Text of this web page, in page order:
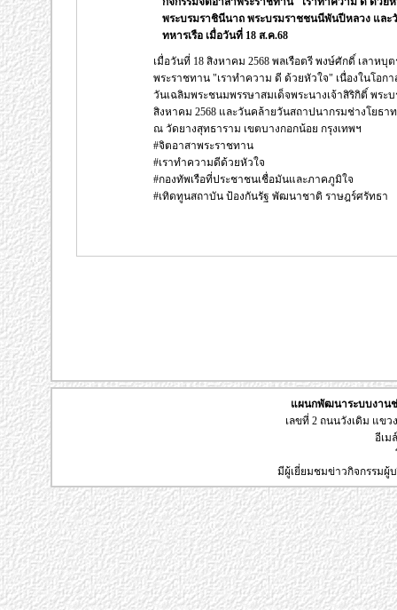
พระบรมราชินีนาถ พระบรมราชชนนีพันปีหลวง และ
ทหารเรือ เมื่อวันที่ 18 ส.ค.68
เมื่อวันที่ 18 สิงหาคม 2568 พลเรือตรี พงษ์ศักดิ์ เลาหบุ
พระราชทาน "เราทำความ ดี ด้วยหัวใจ" เนื่องในโอกา
วันเฉลิมพระชนมพรรษาสมเด็จพระนางเจ้าสิริกิติ์ พร
สิงหาคม 2568 และวันคล้ายวันสถาปนากรมช่างโยธาท
ณ วัดยางสุทธาราม เขตบางกอกน้อย กรุงเทพฯ
#จิตอาสาพระราชทาน
#เราทำความดีด้วยหัวใจ
#กองทัพเรือที่ประชาชนเชื่อมันและภาคภูมิใจ
#เทิดทูนสถาบัน ป้องกันรัฐ พัฒนาชาติ ราษฎร์ศรัทธา
แผนกพัฒนาระบบงานช่
เลขที่ 2 ถนนวังเดิม แขว
อีเม
มีผู้เยี่ยมชมข่าวกิจกรรม